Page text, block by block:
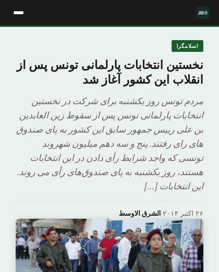
اسلامگرا
نخستین انتخابات پارلمانی تونس پس از
انقلاب این کشور آغاز شد
مردم تونس روز یکشنبه برای شرکت در نخستین
انتخابات پارلمانی تونس پس از سقوط زین العابدین
بن علی رییس جمهور سابق این کشور به پای صندوق
های رای رفتند. پنج و سه دهم میلیون شهروند
تونسی که واجد شرایط رأی دادن در این انتخابات
هستند، روز یکشنبه به پای صندوق‌های رأی می روند.
این انتخابات […]
الشرق الاوسط· ۲۶ اکتبر ۲۰۱۴